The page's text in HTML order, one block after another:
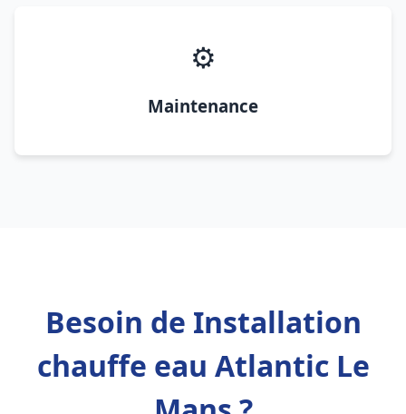
⚙️
Maintenance
Besoin de Installation
chauffe eau Atlantic Le